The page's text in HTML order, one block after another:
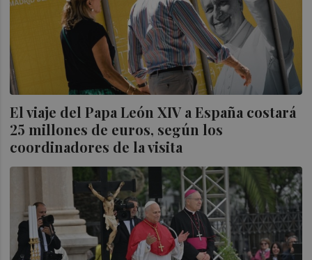
El viaje del Papa León XIV a España costará
25 millones de euros, según los
coordinadores de la visita